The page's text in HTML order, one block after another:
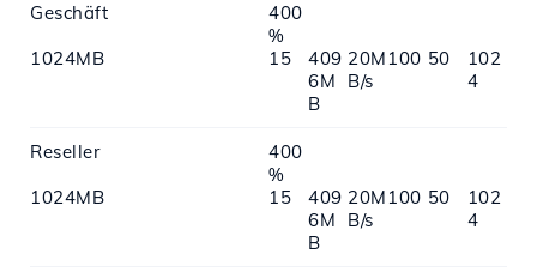
Geschäft
400
%
1024MB
15
409
6M
B
20M
B/s
100 50
102
4
Reseller
400
%
1024MB
15
409
6M
B
20M
B/s
100 50
102
4